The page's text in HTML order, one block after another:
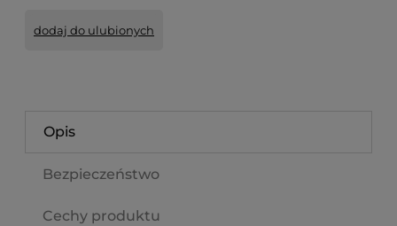
dodaj do ulubionych
Opis
Bezpieczeństwo
Cechy produktu